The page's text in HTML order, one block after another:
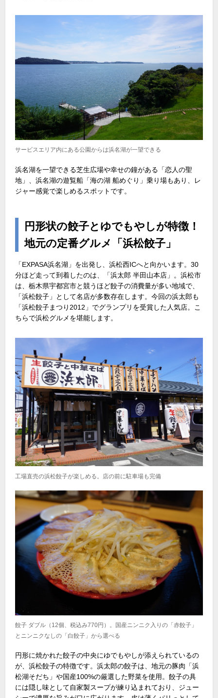
サービスエリア内にある公園からは浜名湖が一望できる
浜名湖を一望できる芝生広場や幸せの鐘がある「恋人の聖
地」、浜名湖の遊覧船「海の湖 船めぐり」乗り場もあり、レ
ジャー感覚で楽しめるスポットです。
円形状の餃子とゆでもやしが特徴！
地元の定番グルメ「浜松餃子」
「EXPASA浜名湖」を出発し、浜松西ICへと向かいます。30
分ほど走って到着したのは、「浜太郎 半田山本店」。浜松市
は、栃木県宇都宮市と競うほど餃子の消費量が多い地域で、
「浜松餃子」として名店が多数存在します。今回の浜太郎も
「浜松餃子まつり2012」でグランプリを受賞した人気店。こ
ちらで浜松グルメを堪能します。
工場直売の浜松餃子が楽しめる。店の前に駐車場も完備
餃子 ダブル（12個、税込み770円）。国産ニンニク入りの「赤餃子」
とニンニクなしの「白餃子」から選べる
円形に焼かれた餃子の中央にゆでもやしが添えられているの
が、浜松餃子の特徴です。浜太郎の餃子は、地元の豚肉「浜
松湖そだち」や国産100%の厳選した野菜を使用。餃子の具
には隠し味として自家製スープが練り込まれており、ジュー